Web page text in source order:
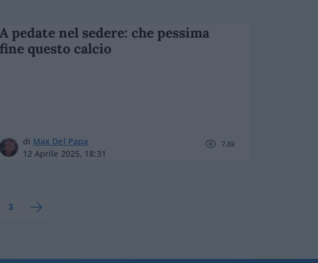
pedate nel sedere: che pessima
questo calcio
di Max Del Papa
12 Aprile 2025, 18:31
7.8k
3